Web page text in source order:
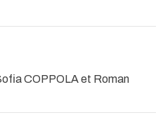
COPPOLA et Roman